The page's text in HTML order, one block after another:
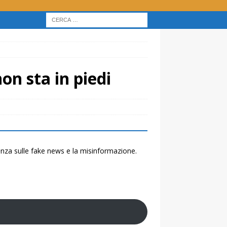
sta in piedi
sulle fake news e la misinformazione.